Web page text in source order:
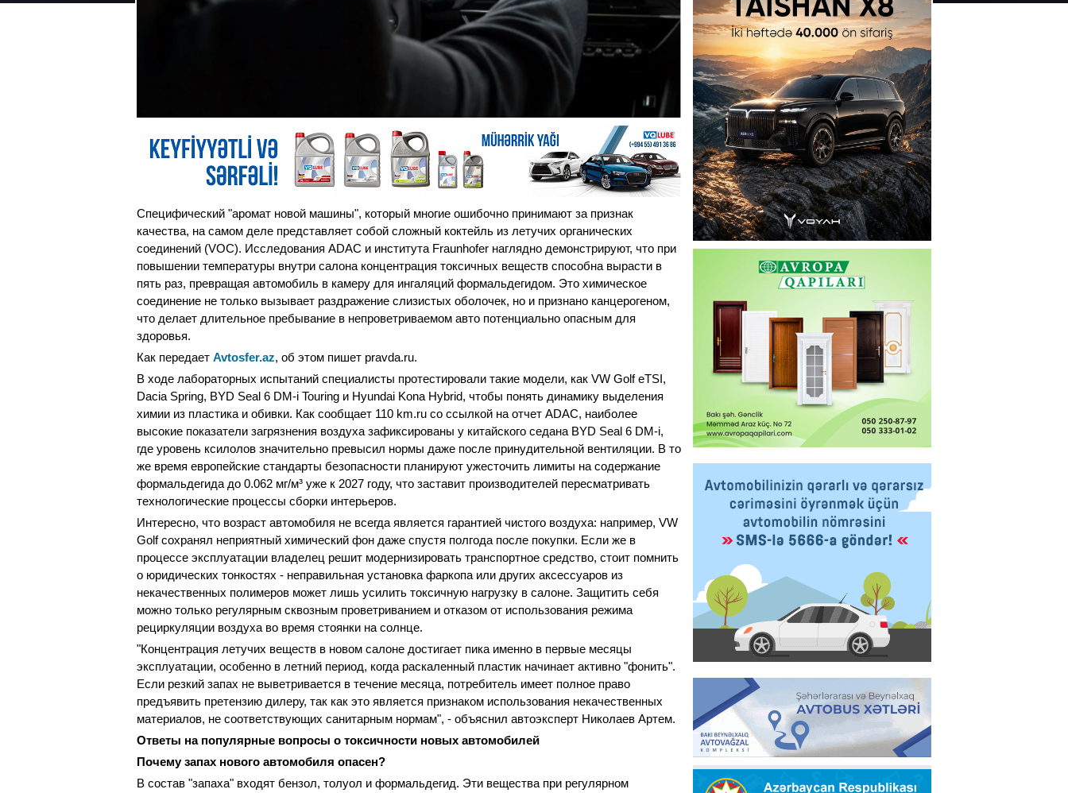
Специфический "аромат новой машины", который многие ошибочно принимают за признак
качества, на самом деле представляет собой сложный коктейль из летучих органических
соединений (VOC). Исследования ADAC и института Fraunhofer наглядно демонстрируют, что при
повышении температуры внутри салона концентрация токсичных веществ способна вырасти в
пять раз, превращая автомобиль в камеру для ингаляций формальдегидом. Это химическое
соединение не только вызывает раздражение слизистых оболочек, но и признано канцерогеном,
что делает длительное пребывание в непроветриваемом авто потенциально опасным для
здоровья.
Как передает Avtosfer.az, об этом пишет pravda.ru.
В ходе лабораторных испытаний специалисты протестировали такие модели, как VW Golf eTSI,
Dacia Spring, BYD Seal 6 DM-i Touring и Hyundai Kona Hybrid, чтобы понять динамику выделения
химии из пластика и обивки. Как сообщает 110 km.ru со ссылкой на отчет ADAC, наиболее
высокие показатели загрязнения воздуха зафиксированы у китайского седана BYD Seal 6 DM-i,
где уровень ксилолов значительно превысил нормы даже после принудительной вентиляции. В то
же время европейские стандарты безопасности планируют ужесточить лимиты на содержание
формальдегида до 0.062 мг/м³ уже к 2027 году, что заставит производителей пересматривать
технологические процессы сборки интерьеров.
Интересно, что возраст автомобиля не всегда является гарантией чистого воздуха: например, VW
Golf сохранял неприятный химический фон даже спустя полгода после покупки. Если же в
процессе эксплуатации владелец решит модернизировать транспортное средство, стоит помнить
о юридических тонкостях - неправильная установка фаркопа или других аксессуаров из
некачественных полимеров может лишь усилить токсичную нагрузку в салоне. Защитить себя
можно только регулярным сквозным проветриванием и отказом от использования режима
рециркуляции воздуха во время стоянки на солнце.
"Концентрация летучих веществ в новом салоне достигает пика именно в первые месяцы
эксплуатации, особенно в летний период, когда раскаленный пластик начинает активно "фонить".
Если резкий запах не выветривается в течение месяца, потребитель имеет полное право
предъявить претензию дилеру, так как это является признаком использования некачественных
материалов, не соответствующих санитарным нормам", - объяснил автоэксперт Николаев Артем.
Ответы на популярные вопросы о токсичности новых автомобилей
Почему запах нового автомобиля опасен?
В состав "запаха" входят бензол, толуол и формальдегид. Эти вещества при регулярном